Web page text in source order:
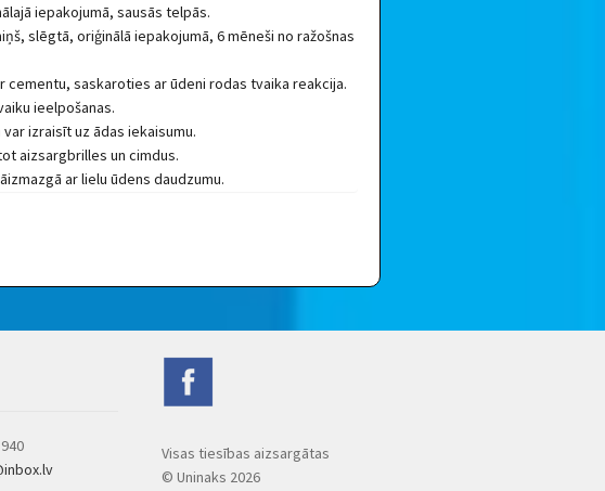
iepakojumā, sausās telpās.
slēgtā, oriģinālā iepakojumā, 6 mēneši no ražošnas
cementu, saskaroties ar ūdeni rodas tvaika reakcija.
ieelpošanas.
izraisīt uz ādas iekaisumu.
aizsargbrilles un cimdus.
ar lielu ūdens daudzumu.
Visas tiesības aizsargātas
© Uninaks 2026